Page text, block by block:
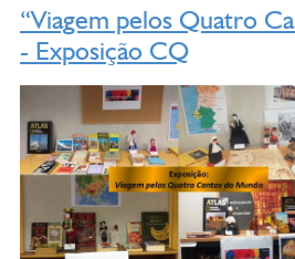
“Viagem pelos Quatro
- Exposição CQ